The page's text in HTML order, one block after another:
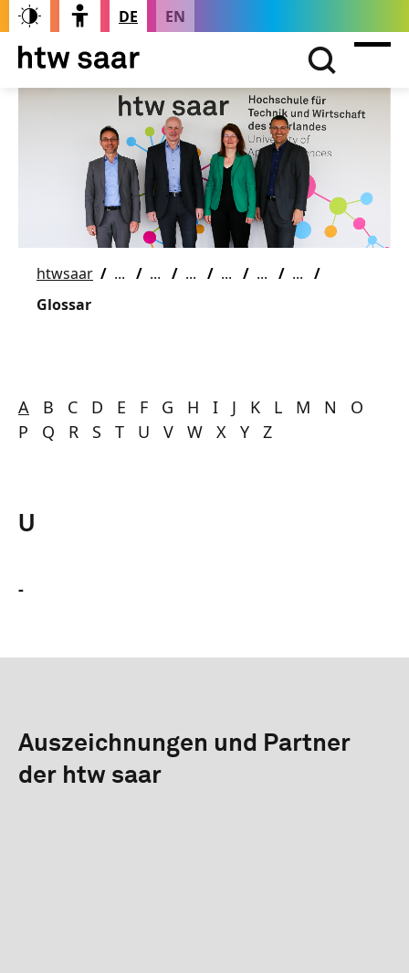
DE EN
htwsaar
Glossar
A B C D E F G H I J K L M N O
P Q R S T U V W X Y Z
U
-
Auszeichnungen und Partner
der htw saar